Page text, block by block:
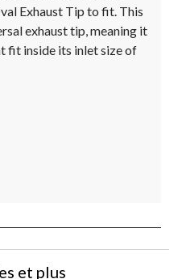
Exhaust Tip to fit. This
exhaust tip, meaning it
fit inside its inlet size of
et plus